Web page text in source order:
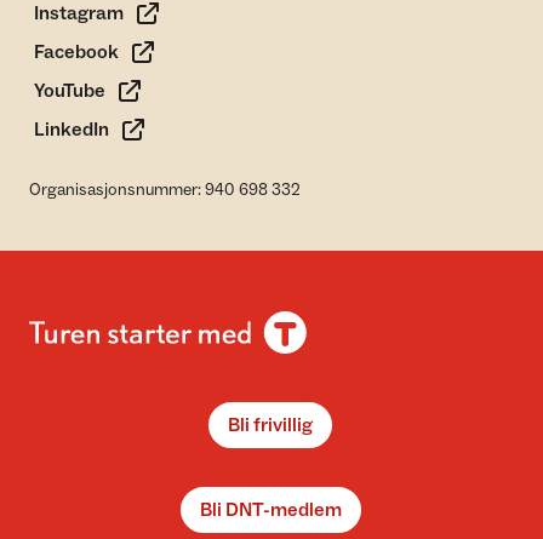
Instagram
Facebook
YouTube
LinkedIn
Organisasjonsnummer: 940 698 332
Bli frivillig
Bli DNT-medlem